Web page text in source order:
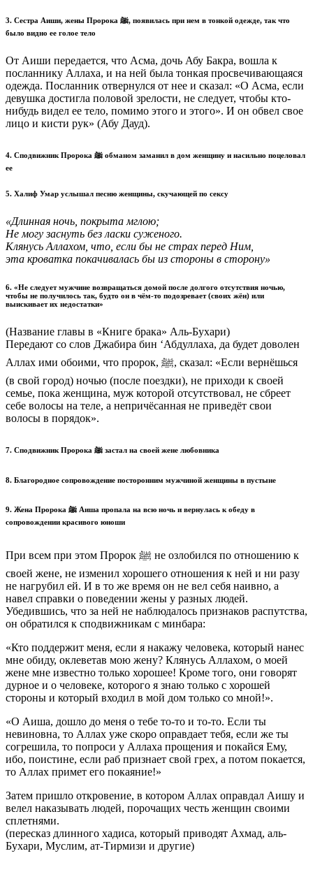
3. Сестра Аиши, жены Пророка ﷺ, появилась при нем в тонкой одежде, так что
было видно ее голое тело
От Аиши передается, что Асма, дочь Абу Бакра, вошла к
посланнику Аллаха, и на ней была тонкая просвечивающаяся
одежда. Посланник отвернулся от нее и сказал: «О Асма, если
девушка достигла половой зрелости, не следует, чтобы кто-
нибудь видел ее тело, помимо этого и этого». И он обвел свое
лицо и кисти рук» (Абу Дауд).
4. Сподвижник Пророка ﷺ обманом заманил в дом женщину и насильно поцеловал
ее
5. Халиф Умар услышал песню женщины, скучающей по сексу
«Длинная ночь, покрыта мглою;
Не могу заснуть без ласки суженого.
Клянусь Аллахом, что, если бы не страх перед Ним,
эта кроватка покачивалась бы из стороны в сторону»
6. «Не следует мужчине возвращаться домой после долгого отсутствия ночью,
чтобы не получилось так, будто он в чём-то подозревает (своих жён) или
выискивает их недостатки»
(Название главы в «Книге брака» Аль-Бухари)
Передают со слов Джабира бин ‘Абдуллаха, да будет доволен
Аллах ими обоими, что пророк, ﷺ, сказал: «Если вернёшься
(в свой город) ночью (после поездки), не приходи к своей
семье, пока женщина, муж которой отсутствовал, не сбреет
себе волосы на теле, а непричёсанная не приведёт свои
волосы в порядок».
7. Сподвижник Пророка ﷺ застал на своей жене любовника
8. Благородное сопровождение посторонним мужчиной женщины в пустыне
9. Жена Пророка ﷺ Аиша пропала на всю ночь и вернулась к обеду в
сопровождении красивого юноши
При всем при этом Пророк ﷺ не озлобился по отношению к
своей жене, не изменил хорошего отношения к ней и ни разу
не нагрубил ей. И в то же время он не вел себя наивно, а
навел справки о поведении жены у разных людей.
Убедившись, что за ней не наблюдалось признаков распутства,
он обратился к сподвижникам с минбара:
«Кто поддержит меня, если я накажу человека, который нанес
мне обиду, оклеветав мою жену? Клянусь Аллахом, о моей
жене мне известно только хорошее! Кроме того, они говорят
дурное и о человеке, которого я знаю только с хорошей
стороны и который входил в мой дом только со мной!».
«О Аиша, дошло до меня о тебе то-то и то-то. Если ты
невиновна, то Аллах уже скоро оправдает тебя, если же ты
согрешила, то попроси у Аллаха прощения и покайся Ему,
ибо, поистине, если раб признает свой грех, а потом покается,
то Аллах примет его покаяние!»
Затем пришло откровение, в котором Аллах оправдал Аишу и
велел наказывать людей, порочащих честь женщин своими
сплетнями.
(пересказ длинного хадиса, который приводят Ахмад, аль-
Бухари, Муслим, ат-Тирмизи и другие)